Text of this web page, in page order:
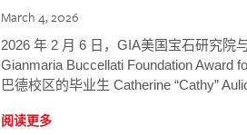
March 4, 2026
2026 年 2 月 6 日，GIA美国宝石研究院
Gianmaria Buccellati Foundation Award
巴德校区的毕业生 Catherine “Cathy”
阅读更多